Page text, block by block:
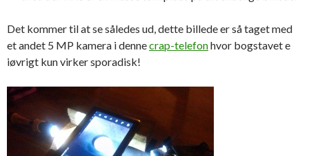
Det kommer til at se således ud, dette billede er så taget med
et andet 5 MP kamera i dennecrap-telefonhvor bogstavet e
iøvrigt kun virker sporadisk!